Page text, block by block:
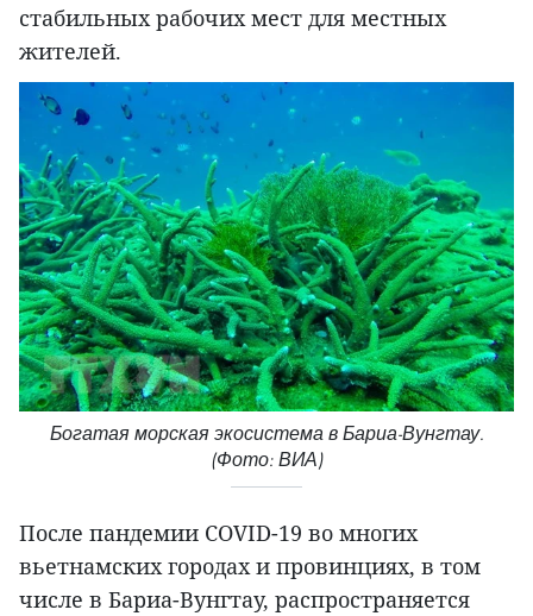
стабильных рабочих мест для местных
жителей.
Богатая морская экосистема в Бариа-Вунгтау.
(Фото: ВИА)
После пандемии COVID-19 во многих
вьетнамских городах и провинциях, в том
числе в Бариа-Вунгтау, распространяется